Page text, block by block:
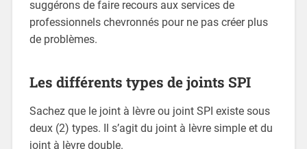
suggérons de faire recours aux services de
professionnels chevronnés pour ne pas créer plus
de problèmes.
Les différents types de joints SPI
Sachez que le joint à lèvre ou joint SPI existe sous
deux (2) types. Il s’agit du joint à lèvre simple et du
joint à lèvre double.